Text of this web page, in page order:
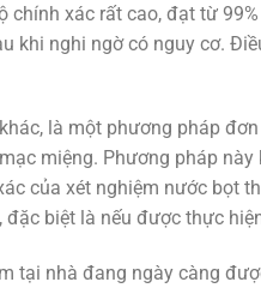
chính xác rất cao, đạt từ
khi nghi ngờ có nguy cơ.
là một phương pháp
miệng. Phương pháp
của xét nghiệm nước bọt
đặc biệt là nếu được thực
tại nhà đang ngày càng